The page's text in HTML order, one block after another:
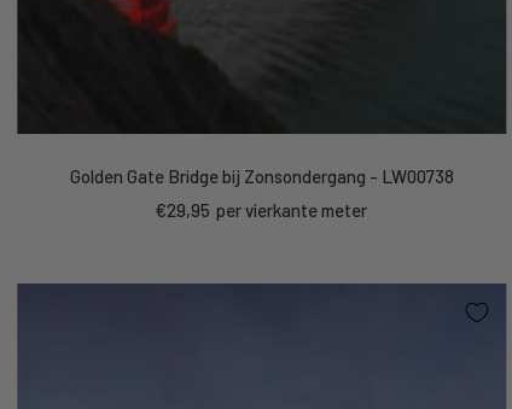
Golden Gate Bridge bij Zonsondergang - LW00738
Sale
€29,95 per vierkante meter